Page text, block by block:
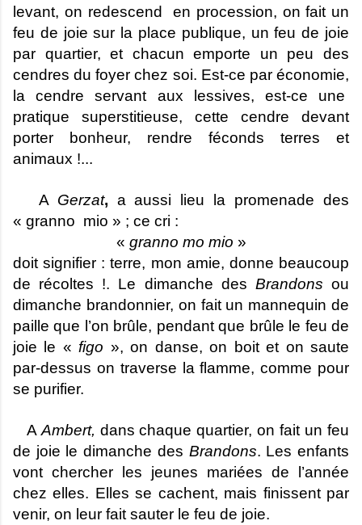
levant, on redescend en procession, on fait un
feu de joie sur la place publique, un feu de joie
par quartier, et chacun emporte un peu des
cendres du foyer chez soi. Est-ce par économie,
la cendre servant aux lessives, est-ce une
pratique superstitieuse, cette cendre devant
porter bonheur, rendre féconds terres et
animaux !...
A Gerzat, a aussi lieu la promenade des
« granno mio » ; ce cri :
« granno mo mio »
doit signifier : terre, mon amie, donne beaucoup
de récoltes !. Le dimanche des Brandons ou
dimanche brandonnier, on fait un mannequin de
paille que l’on brûle, pendant que brûle le feu de
joie le « figo », on danse, on boit et on saute
par-dessus on traverse la flamme, comme pour
se purifier.
A Ambert, dans chaque quartier, on fait un feu
de joie le dimanche des Brandons. Les enfants
vont chercher les jeunes mariées de l’année
chez elles. Elles se cachent, mais finissent par
venir, on leur fait sauter le feu de joie.